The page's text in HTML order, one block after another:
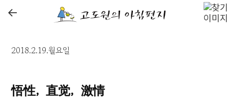
←
2018.2.19.월요일
悟性，直觉，激情